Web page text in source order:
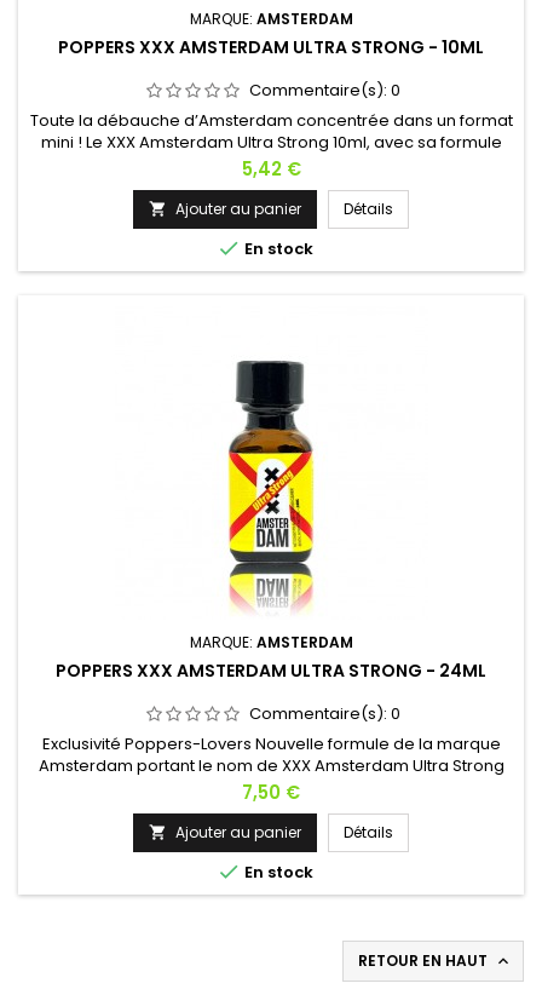
MARQUE: AMSTERDAM
POPPERS XXX AMSTERDAM ULTRA STRONG - 10ML
Commentaire(s): 0
Toute la débauche d’Amsterdam concentrée dans un format
mini ! Le XXX Amsterdam Ultra Strong 10ml, avec sa formule
au Pentyl, frappe fort et vite. Idéal pour les amateurs de
sensations intenses, ce petit flacon est le compagnon parfait
pour des nuits endiablées et des découvertes osées. Son
design provocateur évoque l’esprit sulfureux de la capitale
de la...
Prix
5,42 €
 Ajouter au panier Détails
 En stock
MARQUE: AMSTERDAM
POPPERS XXX AMSTERDAM ULTRA STRONG - 24ML
Commentaire(s): 0
Exclusivité Poppers-Lovers Nouvelle formule de la marque
Amsterdam portant le nom de XXX Amsterdam Ultra Strong
dans une formule à base de Pentyl, ce Poppers vous
procurera des effets très puissants lors de vos nuits de folie.
Un design plus provocateur pour rappeler la ville
d'Amsterdam, cette bouteille de 24ml provoquera chez vous
des sensations encore...
Prix
7,50 €
 Ajouter au panier Détails
 En stock
RETOUR EN HAUT 